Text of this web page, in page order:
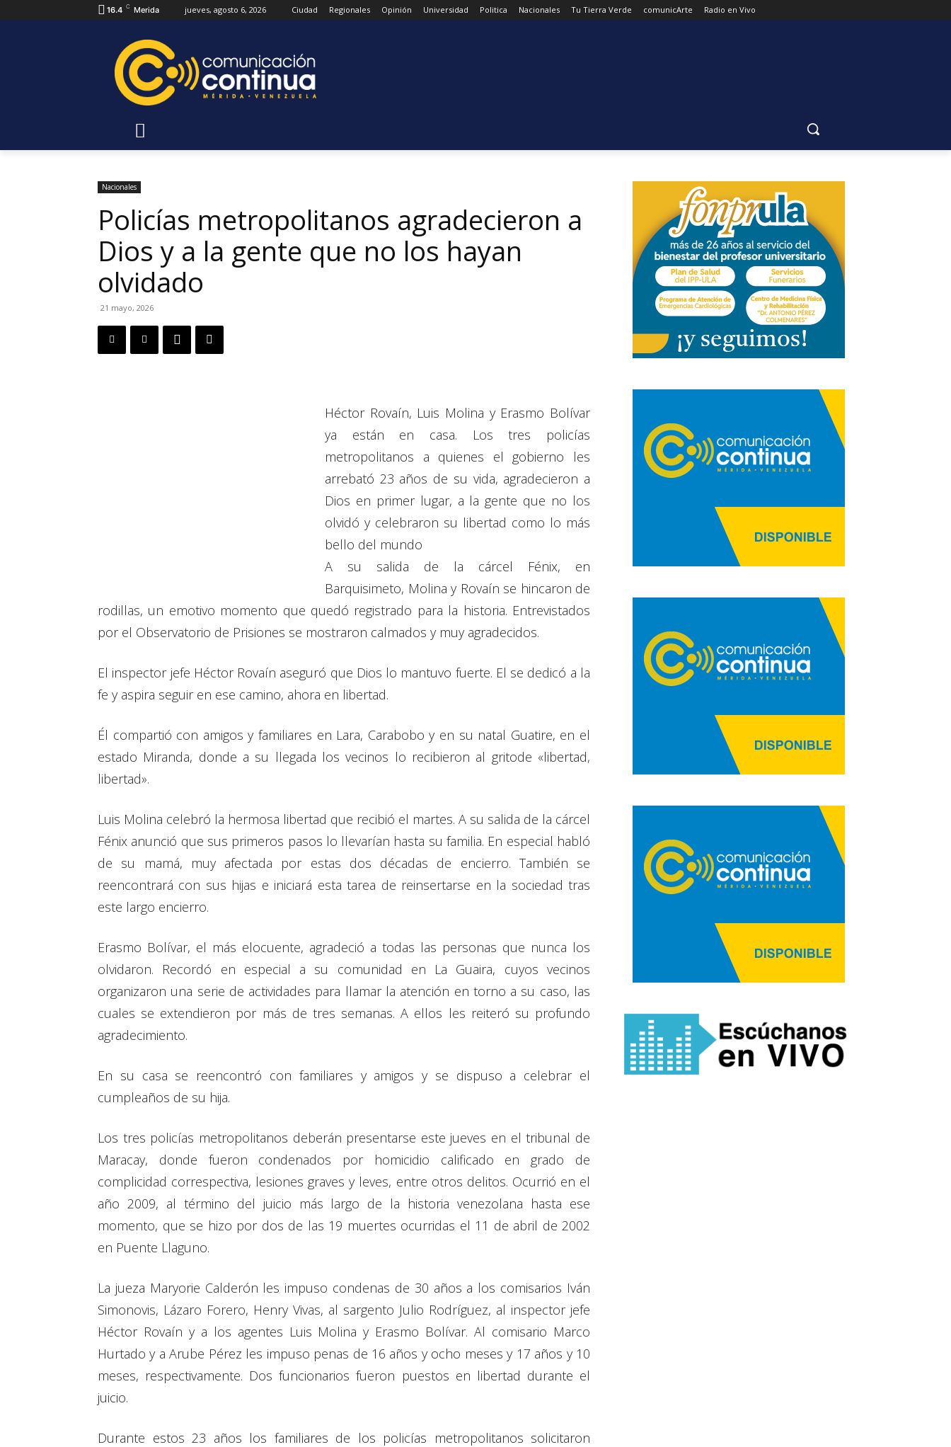
16.4 C Merida jueves, agosto 6, 2026 Ciudad Regionales Opinión Universidad Politica Nacionales Tu Tierra Verde comunicArte Radio en Vivo
Nacionales
Policías metropolitanos agradecieron a
Dios y a la gente que no los hayan
olvidado
21 mayo, 2026
Héctor Rovaín, Luis Molina y Erasmo Bolívar
ya están en casa. Los tres policías
metropolitanos a quienes el gobierno les
arrebató 23 años de su vida, agradecieron a
Dios en primer lugar, a la gente que no los
olvidó y celebraron su libertad como lo más
bello del mundo
A su salida de la cárcel Fénix, en
Barquisimeto, Molina y Rovaín se hincaron de
rodillas, un emotivo momento que quedó registrado para la historia. Entrevistados
por el Observatorio de Prisiones se mostraron calmados y muy agradecidos.
El inspector jefe Héctor Rovaín aseguró que Dios lo mantuvo fuerte. El se dedicó a la
fe y aspira seguir en ese camino, ahora en libertad.
Él compartió con amigos y familiares en Lara, Carabobo y en su natal Guatire, en el
estado Miranda, donde a su llegada los vecinos lo recibieron al gritode «libertad,
libertad».
Luis Molina celebró la hermosa libertad que recibió el martes. A su salida de la cárcel
Fénix anunció que sus primeros pasos lo llevarían hasta su familia. En especial habló
de su mamá, muy afectada por estas dos décadas de encierro. También se
reencontrará con sus hijas e iniciará esta tarea de reinsertarse en la sociedad tras
este largo encierro.
Erasmo Bolívar, el más elocuente, agradeció a todas las personas que nunca los
olvidaron. Recordó en especial a su comunidad en La Guaira, cuyos vecinos
organizaron una serie de actividades para llamar la atención en torno a su caso, las
cuales se extendieron por más de tres semanas. A ellos les reiteró su profundo
agradecimiento.
En su casa se reencontró con familiares y amigos y se dispuso a celebrar el
cumpleaños de su hija.
Los tres policías metropolitanos deberán presentarse este jueves en el tribunal de
Maracay, donde fueron condenados por homicidio calificado en grado de
complicidad correspectiva, lesiones graves y leves, entre otros delitos. Ocurrió en el
año 2009, al término del juicio más largo de la historia venezolana hasta ese
momento, que se hizo por dos de las 19 muertes ocurridas el 11 de abril de 2002
en Puente Llaguno.
La jueza Maryorie Calderón les impuso condenas de 30 años a los comisarios Iván
Simonovis, Lázaro Forero, Henry Vivas, al sargento Julio Rodríguez, al inspector jefe
Héctor Rovaín y a los agentes Luis Molina y Erasmo Bolívar. Al comisario Marco
Hurtado y a Arube Pérez les impuso penas de 16 años y ocho meses y 17 años y 10
meses, respectivamente. Dos funcionarios fueron puestos en libertad durante el
juicio.
Durante estos 23 años los familiares de los policías metropolitanos solicitaron